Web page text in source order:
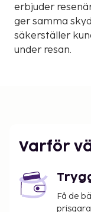
erbjuder
ger samma
säkerställer
under resan.
Varför
Få de